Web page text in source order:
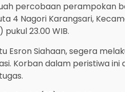
percobaan perampokan
4 Nagori Karangsari,
23.00 WIB.
Esron Siahaan, segera
Korban dalam peristiwa ini